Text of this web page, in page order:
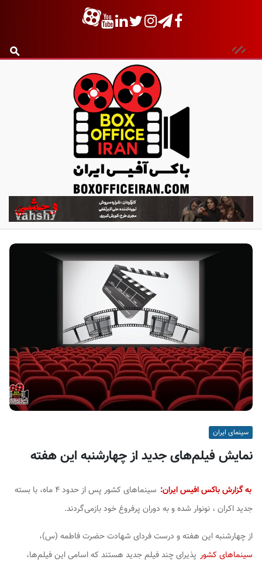
ب
ا
ک
س
آ
ی
ا
ن
سینمای ایران
نمایش فیلم‌های جدید از چهارشنبه این هفته
به گزارش باکس افیس ایران:
سینماهای کشور پس از حدود ۴ ماه، با بسته
جدید اکران ، نونوار شده و به دوران پرفروغ خود بازمی‌گردند.
از چهارشنبه این هفته و درست فردای شهادت حضرت فاطمه (س)،
سینماهای کشور پذیرای چند فیلم جدید هستند که اسامی این فیلم‌ها،